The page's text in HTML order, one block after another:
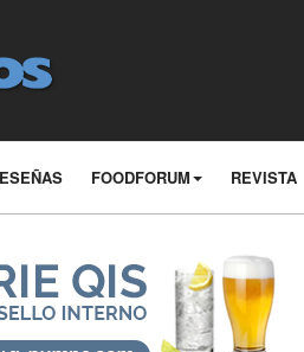
FOODFORUM REVISTA